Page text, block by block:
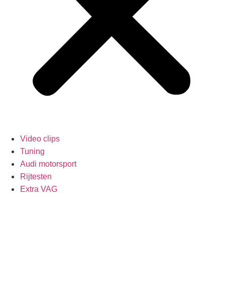
Video clips
Tuning
Audi motorsport
Rijtesten
Extra VAG